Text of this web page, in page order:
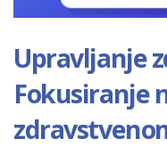
Upravljanje
Fokusiranje